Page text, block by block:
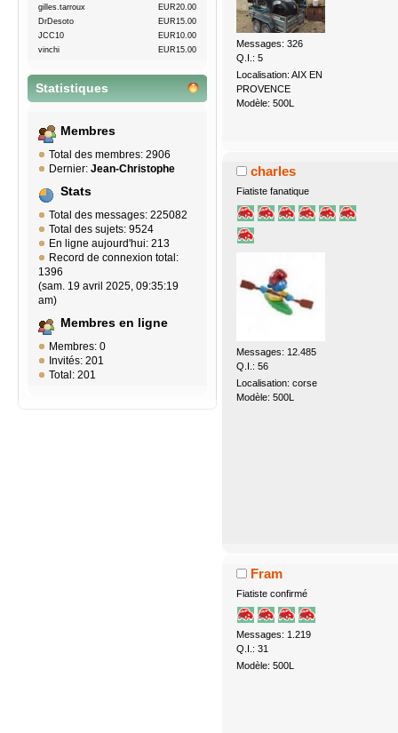
gilles.tarroux
EUR20.00
DrDesoto
EUR15.00
JCC10
EUR10.00
vinchi
EUR15.00
Statistiques
Membres
Total des membres: 2906
Dernier: Jean-Christophe
Stats
Total des messages: 225082
Total des sujets: 9524
En ligne aujourd'hui: 213
Record de connexion total:
1396
(sam. 19 avril 2025, 09:35:19
am)
Membres en ligne
Membres: 0
Invités: 201
Total: 201
Messages: 326
Q.I.: 5
Localisation: AIX EN
PROVENCE
Modèle: 500L
charles
Fiatiste fanatique
Messages: 12.485
Q.I.: 56
Localisation: corse
Modèle: 500L
Fram
Fiatiste confirmé
Messages: 1.219
Q.I.: 31
Modèle: 500L